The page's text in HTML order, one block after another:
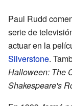
Paul Rudd
serie de
actuar en la
Silverstone.
Halloween: The
Shakespeare's